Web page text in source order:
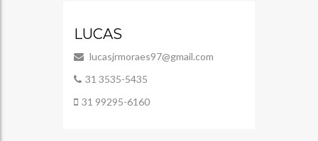
LUCAS
lucasjrmoraes97@gmail.com
31 3535-5435
31 99295-6160